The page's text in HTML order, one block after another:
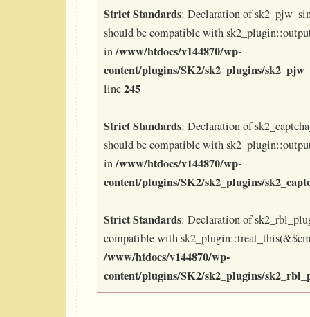
Strict Standards: Declaration of
should be compatible with
in/www/htdocs/v144870/wp-
content/plugins/SK2/sk2_plugins/
line245
Strict Standards: Declaration of
should be compatible with
in/www/htdocs/v144870/wp-
content/plugins/SK2/sk2_plugins/
Strict Standards: Declaration of
compatible with
/www/htdocs/v144870/wp-
content/plugins/SK2/sk2_plugins/